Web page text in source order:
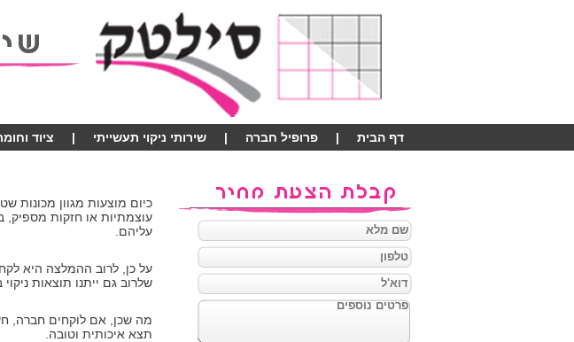
דף הבית | פרופיל חברה | שירותי ניקוי תעשייתי | ציוד
כיום מוצעות מגוון מכונות
עוצמתיות או חזקות מספיק,
עליהם.
על כן, לרוב ההמלצה היא
שלרוב גם ייתנו תוצאות ניקוי
מה שכן, אם לוקחים חברה,
תצא איכותית וטובה.